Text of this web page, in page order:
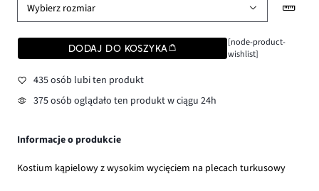
Wybierz rozmiar
DODAJ DO KOSZYKA
[node-product-
wishlist]
435 osób lubi ten produkt
375 osób oglądało ten produkt w ciągu 24h
Informacje o produkcie
Kostium kąpielowy z wysokim wycięciem na plecach turkusowy